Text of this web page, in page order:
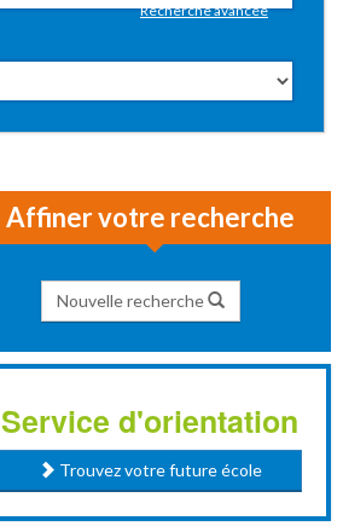
Recherche avancée
Affiner votre recherche
Nouvelle recherche
Service d'orientation
Trouvez votre future école